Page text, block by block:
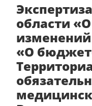
области
изменений
«О